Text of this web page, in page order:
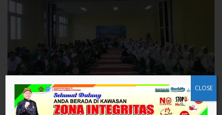
Uncategorized
CLOSE